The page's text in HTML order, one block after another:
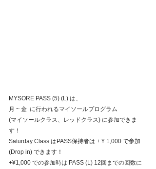
MYSORE PASS (5) (L) は、
月 ~ 金  に行われるマイソールプログラム
(マイソールクラス、レッドクラス) に参加できま
す！
Saturday Class はPASS保持者は + ¥ 1,000 で参加
(Drop in) できます！
+¥1,000 での参加時は PASS (L) 12回までの回数に